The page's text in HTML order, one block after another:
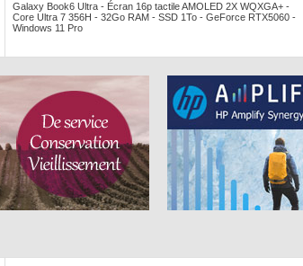
Galaxy Book6 Ultra - Écran 16p tactile AMOLED 2X WQXGA+ -
Core Ultra 7 356H - 32Go RAM - SSD 1To - GeForce RTX5060 -
Windows 11 Pro